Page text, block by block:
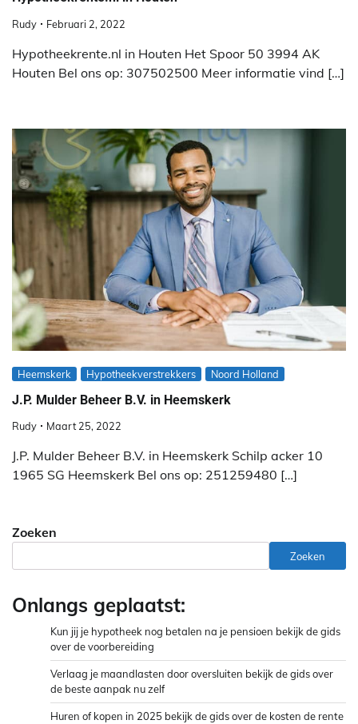
Rudy Februari 2, 2022
Hypotheekrente.nl in Houten Het Spoor 50 3994 AK
Houten Bel ons op: 307502500 Meer informatie vind […]
Heemskerk Hypotheekverstrekkers Noord Holland
J.P. Mulder Beheer B.V. in Heemskerk
Rudy Maart 25, 2022
J.P. Mulder Beheer B.V. in Heemskerk Schilp acker 10
1965 SG Heemskerk Bel ons op: 251259480 […]
Zoeken
Zoeken
Onlangs geplaatst:
Kun jij je hypotheek nog betalen na je pensioen bekijk de gids
over de voorbereiding
Verlaag je maandlasten door oversluiten bekijk de gids over
de beste aanpak nu zelf
Huren of kopen in 2025 bekijk de gids over de kosten de rente